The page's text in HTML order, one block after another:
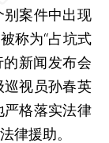
案件中出现
称为“占坑式
的新闻发布会
巡视员孙春英
格落实法律
律援助。